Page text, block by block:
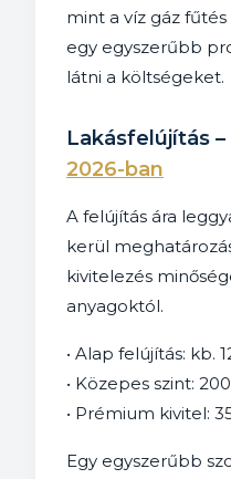
mint a víz gáz
egy egyszerűbb
látni a költségeket.
Lakásfelújítás –
2026-ban
A felújítás ára
kerül
kivitelezés
anyagoktól.
• Alap felújítás: kb.
• Közepes szint:
• Prémium kivitel:
Egy egyszerűbb